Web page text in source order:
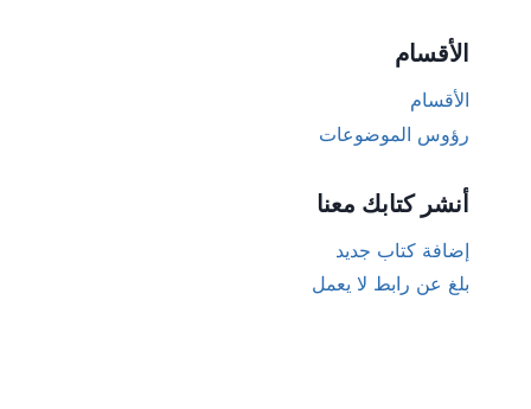
الأقسام
الأقسام
رؤوس الموضوعات
أنشر كتابك معنا
إضافة كتاب جديد
بلغ عن رابط لا يعمل